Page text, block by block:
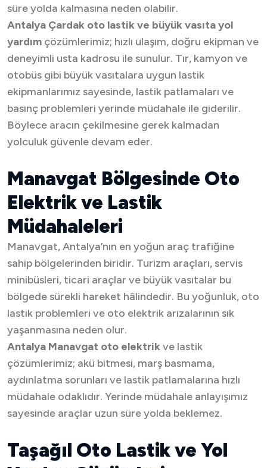
süre yolda kalmasına neden olabilir.
Antalya Çardak oto lastik ve büyük vasıta yol
yardım çözümlerimiz; hızlı ulaşım, doğru ekipman ve
deneyimli usta kadrosu ile sunulur. Tır, kamyon ve
otobüs gibi büyük vasıtalara uygun lastik
ekipmanlarımız sayesinde, lastik patlamaları ve
basınç problemleri yerinde müdahale ile giderilir.
Böylece aracın çekilmesine gerek kalmadan
yolculuk güvenle devam eder.
Manavgat Bölgesinde Oto
Elektrik ve Lastik
Müdahaleleri
Manavgat, Antalya’nın en yoğun araç trafiğine
sahip bölgelerinden biridir. Turizm araçları, servis
minibüsleri, ticari araçlar ve büyük vasıtalar bu
bölgede sürekli hareket hâlindedir. Bu yoğunluk, oto
lastik problemleri ve oto elektrik arızalarının sık
yaşanmasına neden olur.
Antalya Manavgat oto elektrikve lastik
çözümlerimiz; akü bitmesi, marş basmama,
aydınlatma sorunları ve lastik patlamalarına hızlı
müdahale odaklıdır. Yerinde müdahale anlayışımız
sayesinde araçlar uzun süre yolda beklemez.
Taşağıl Oto Lastik ve Yol